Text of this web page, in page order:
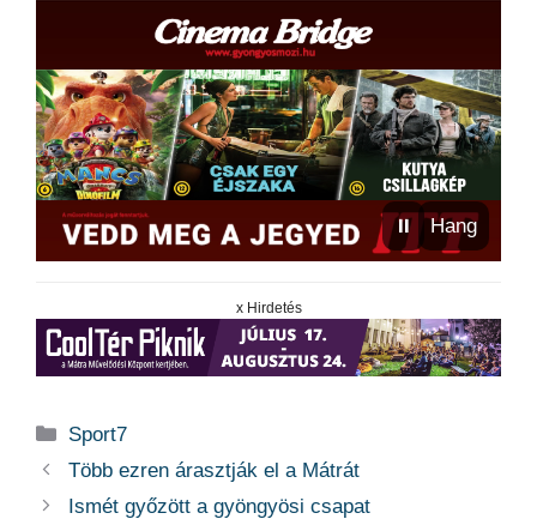
⏸ Hang
x Hirdetés
Kategória
Sport7
Több ezren árasztják el a Mátrát
Ismét győzött a gyöngyösi csapat